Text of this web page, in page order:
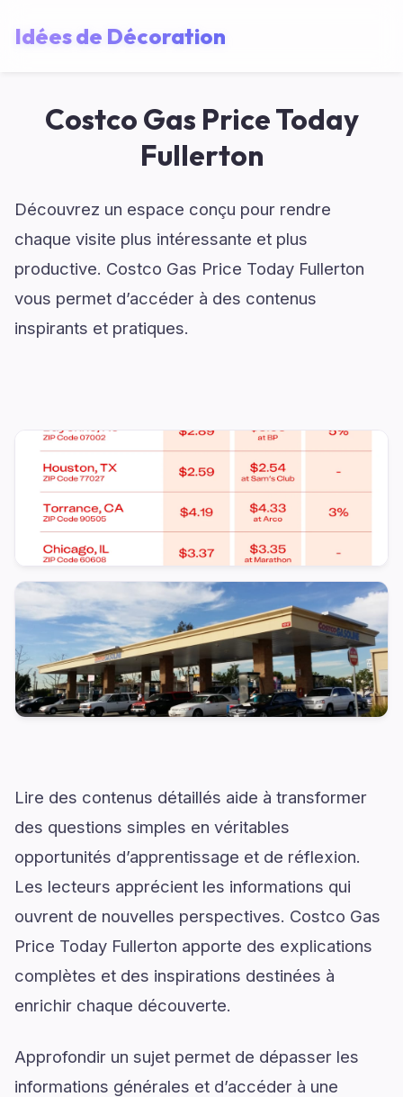
Idées de Décoration
Costco Gas Price Today
Fullerton
Découvrez un espace conçu pour rendre
chaque visite plus intéressante et plus
productive. Costco Gas Price Today Fullerton
vous permet d’accéder à des contenus
inspirants et pratiques.
Lire des contenus détaillés aide à transformer
des questions simples en véritables
opportunités d’apprentissage et de réflexion.
Les lecteurs apprécient les informations qui
ouvrent de nouvelles perspectives. Costco Gas
Price Today Fullerton apporte des explications
complètes et des inspirations destinées à
enrichir chaque découverte.
Approfondir un sujet permet de dépasser les
informations générales et d’accéder à une